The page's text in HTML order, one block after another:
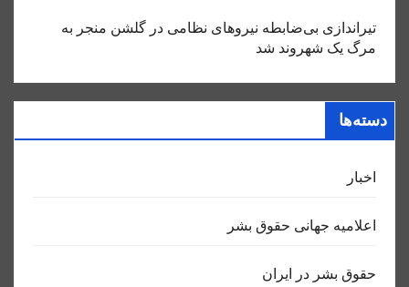
تیراندازی بی‌ضابطه نیروهای نظامی در گلشن منجر به
مرگ یک شهروند شد
دسته‌ها
اخبار
اعلاميه جهانی حقوق بشر
حقوق بشر در ایران